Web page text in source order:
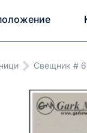
Свещник # 6